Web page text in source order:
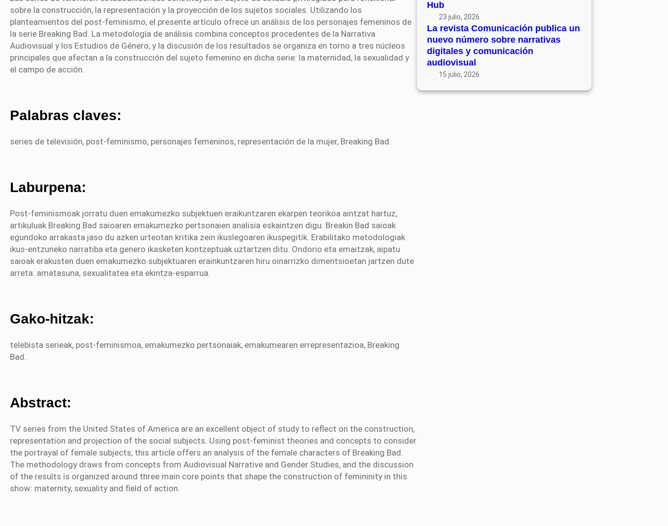
sobre la construcción, la representación y la proyección de los sujetos sociales. Utilizando los
planteamientos del post-feminismo, el presente artículo ofrece un análisis de los personajes femeninos de
la serie Breaking Bad. La metodología de análisis combina conceptos procedentes de la Narrativa
Audiovisual y los Estudios de Género, y la discusión de los resultados se organiza en torno a tres núcleos
principales que afectan a la construcción del sujeto femenino en dicha serie: la maternidad, la sexualidad y
el campo de acción.
Palabras claves:
series de televisión, post-feminismo, personajes femeninos, representación de la mujer, Breaking Bad.
Laburpena:
Post-feminismoak jorratu duen emakumezko subjektuen eraikuntzaren ekarpen teorikoa aintzat hartuz,
artikuluak Breaking Bad saioaren emakumezko pertsonaien analisia eskaintzen digu. Breakin Bad saioak
egundoko arrakasta jaso du azken urteotan kritika zein ikuslegoaren ikuspegitik. Erabilitako metodologiak
ikus-entzuneko narratiba eta genero ikasketen kontzeptuak uztartzen ditu. Ondorio eta emaitzak, aipatu
saioak erakusten duen emakumezko subjektuaren erainkuntzaren hiru oinarrizko dimentsioetan jartzen dute
arreta: amatasuna, sexualitatea eta ekintza-esparrua.
Gako-hitzak:
telebista serieak, post-feminismoa, emakumezko pertsonaiak, emakumearen errepresentazioa, Breaking
Bad.
Abstract:
TV series from the United States of America are an excellent object of study to reflect on the construction,
representation and projection of the social subjects. Using post-feminist theories and concepts to consider
the portrayal of female subjects, this article offers an analysis of the female characters of Breaking Bad.
The methodology draws from concepts from Audiovisual Narrative and Gender Studies, and the discussion
of the results is organized around three main core points that shape the construction of femininity in this
show: maternity, sexuality and field of action.
Hub
23 julio, 2026
La revista Comunicación publica un
nuevo número sobre narrativas
digitales y comunicación
audiovisual
15 julio, 2026